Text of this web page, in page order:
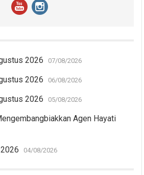
2026 07/08/2026
2026 06/08/2026
2026 05/08/2026
Agen Hayati
04/08/2026